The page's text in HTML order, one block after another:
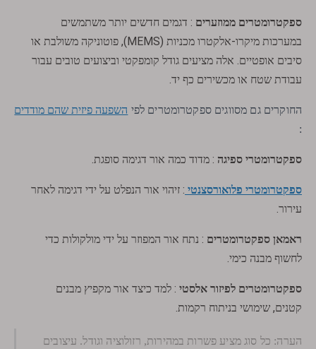
ספקטרומטרים ממוזערים : דגמים חדשים יותר משתמשים
במערכות מיקרו-אלקטרו מכניות (MEMS), פוטוניקה משולבת או
סיבים אופטיים. אלה מציעים גודל קומפקטי וביצועים טובים עבור
עבודת שטח או מכשירים כף יד.
החוקרים גם מסווגים ספקטרומטרים לפי השפעה פיזית שהם מודדים
:
ספקטרומטרי ספיגה : מדוד כמה אור דגימה סופגת.
ספקטרומטרי פלואורסצנטי : זיהוי אור הנפלט על ידי דגימה לאחר
עירור.
ראמאן ספקטרומטרים : נתח אור המפוזר על ידי מולקולות כדי
לחשוף מבנה כימי.
ספקטרומטרים לפיזור אלסטי : למד כיצד אור מקפיץ מבנים
קטנים, שימושי בניתוח רקמות.
הערה: כל סוג מציע פשרות במהירות, רזולוציה וגודל. עיצובים